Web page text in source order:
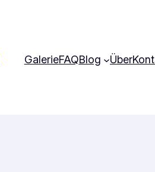
GalerieFAQBlog Über